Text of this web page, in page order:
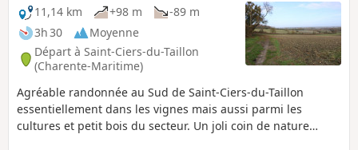
11,14 km
+98 m
-89 m
3h 30
Moyenne
Départ à Saint-Ciers-du-Taillon
(Charente-Maritime)
Agréable randonnée au Sud de Saint-Ciers-du-Taillon
essentiellement dans les vignes mais aussi parmi les
cultures et petit bois du secteur. Un joli coin de nature